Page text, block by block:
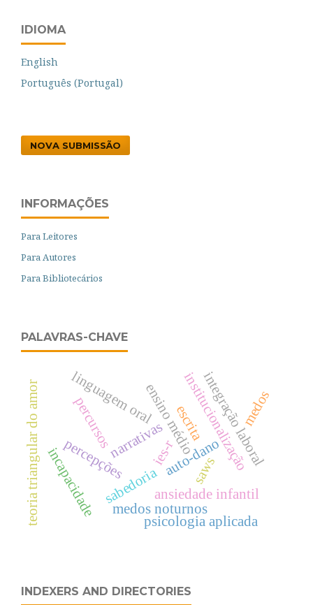
IDIOMA
English
Português (Portugal)
NOVA SUBMISSÃO
INFORMAÇÕES
Para Leitores
Para Autores
Para Bibliotecários
PALAVRAS-CHAVE
ensino médio
auto-dano
institucionalização
percursos
percepçõesnarrativas
sabedoria saws
integração laboral
incapacidade ansiedade infantil
escrita medos
medos noturnos
teoria triangular do amor linguagem oral
ies-r
psicologia aplicada
INDEXERS AND DIRECTORIES